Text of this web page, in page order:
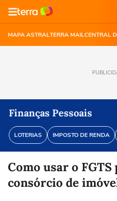
MAPA ASTRALTERRA MAILCENTRAL
Finanças Pessoais
LOTERIAS IMPOSTO DE RENDA
Como usar o
consórcio de